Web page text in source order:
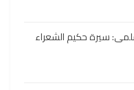
سيرة حكيم الشعراء